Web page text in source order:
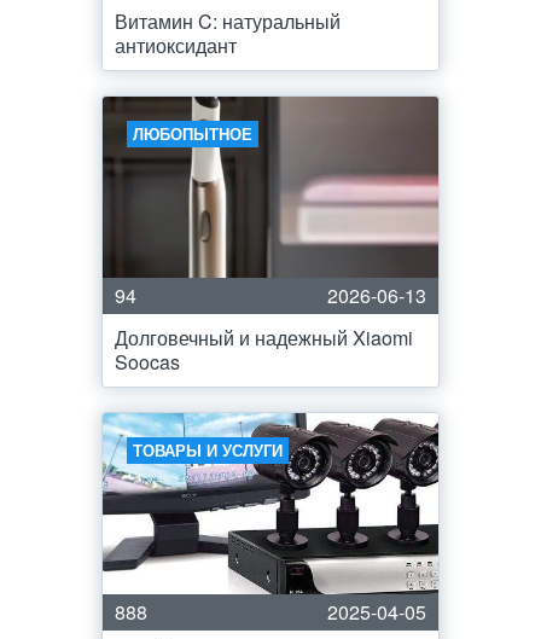
Витамин C: натуральный
антиоксидант
ЛЮБОПЫТНОЕ
94
2026-06-13
Долговечный и надежный Xiaomi
Soocas
ТОВАРЫ И УСЛУГИ
888
2025-04-05